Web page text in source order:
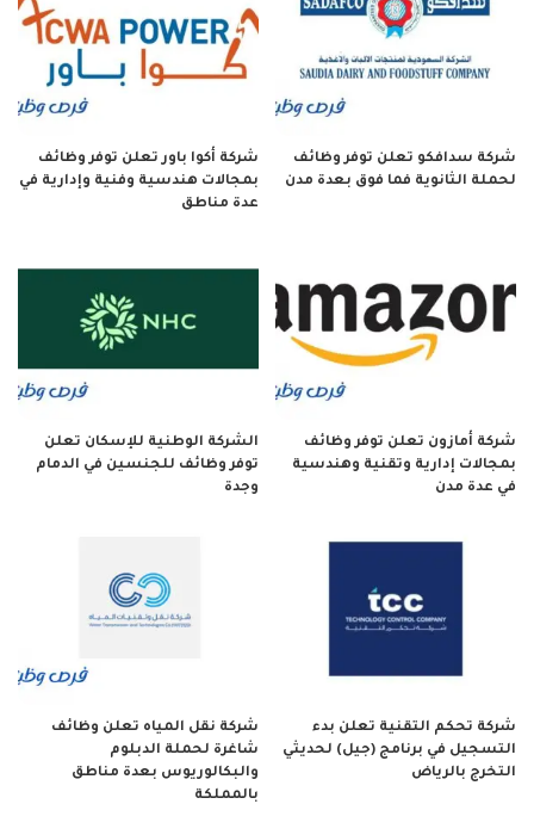
شركة سدافكو تعلن توفر وظائف
لحملة الثانوية فما فوق بعدة مدن
شركة أكوا باور تعلن توفر وظائف
بمجالات هندسية وفنية وإدارية في
عدة مناطق
شركة أمازون تعلن توفر وظائف
بمجالات إدارية وتقنية وهندسية
في عدة مدن
الشركة الوطنية للإسكان تعلن
توفر وظائف للجنسين في الدمام
وجدة
شركة تحكم التقنية تعلن بدء
التسجيل في برنامج (جيل) لحديثي
التخرج بالرياض
شركة نقل المياه تعلن وظائف
شاغرة لحملة الدبلوم
والبكالوريوس بعدة مناطق
بالمملكة